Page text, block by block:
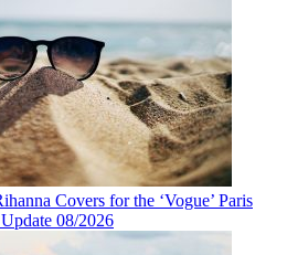
Covers for the ‘Vogue’ Paris
08/2026